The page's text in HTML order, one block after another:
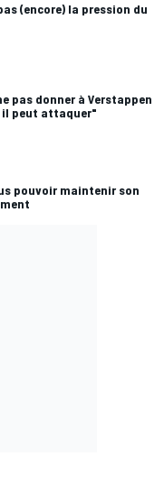
(encore) la pression du
pas donner à Verstappen
il peut attaquer"
pouvoir maintenir son